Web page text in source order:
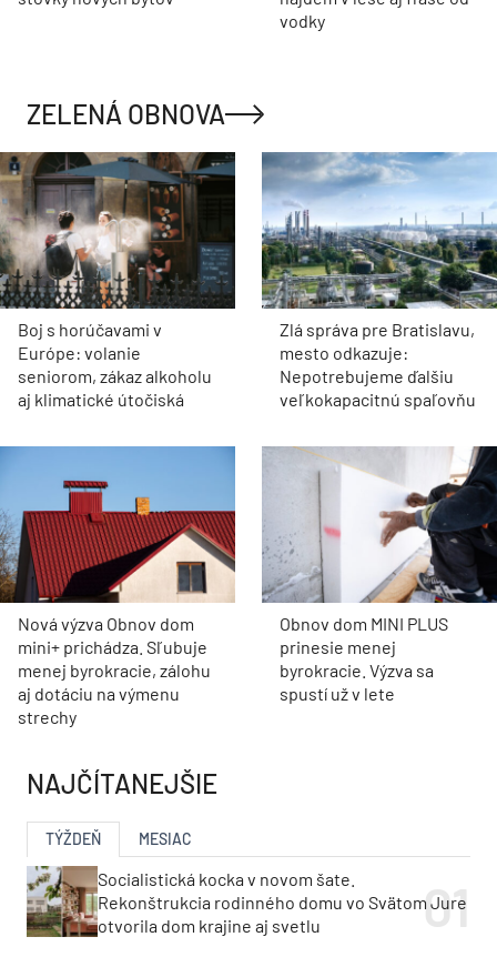
vodky
ZELENÁ OBNOVA
Boj s horúčavami v
Európe: volanie
seniorom, zákaz alkoholu
aj klimatické útočiská
Zlá správa pre Bratislavu,
mesto odkazuje:
Nepotrebujeme ďalšiu
veľkokapacitnú spaľovňu
Nová výzva Obnov dom
mini+ prichádza. Sľubuje
menej byrokracie, zálohu
aj dotáciu na výmenu
strechy
Obnov dom MINI PLUS
prinesie menej
byrokracie. Výzva sa
spustí už v lete
NAJČÍTANEJŠIE
TÝŽDEŇ MESIAC
Socialistická kocka v novom šate.
Rekonštrukcia rodinného domu vo Svätom Jure
otvorila dom krajine aj svetlu